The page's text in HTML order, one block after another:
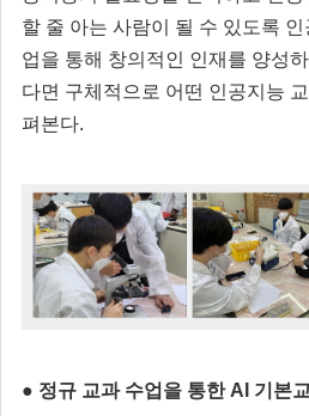
할 줄 아는 사람이 될 수 있도록
업을 통해 창의적인 인재를 양성
다면 구체적으로 어떤 인공지능
펴본다.
● 정규 교과 수업을 통한 AI 기본